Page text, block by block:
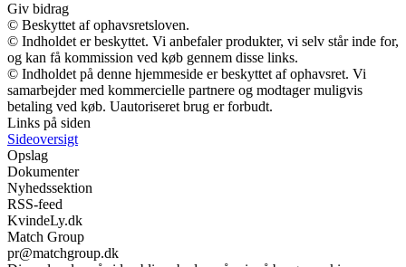
Giv bidrag
© Beskyttet af ophavsretsloven.
© Indholdet er beskyttet. Vi anbefaler produkter, vi selv står inde for,
og kan få kommission ved køb gennem disse links.
© Indholdet på denne hjemmeside er beskyttet af ophavsret. Vi
samarbejder med kommercielle partnere og modtager muligvis
betaling ved køb. Uautoriseret brug er forbudt.
Links på siden
Sideoversigt
Opslag
Dokumenter
Nyhedssektion
RSS-feed
KvindeLy.dk
Match Group
pr@matchgroup.dk